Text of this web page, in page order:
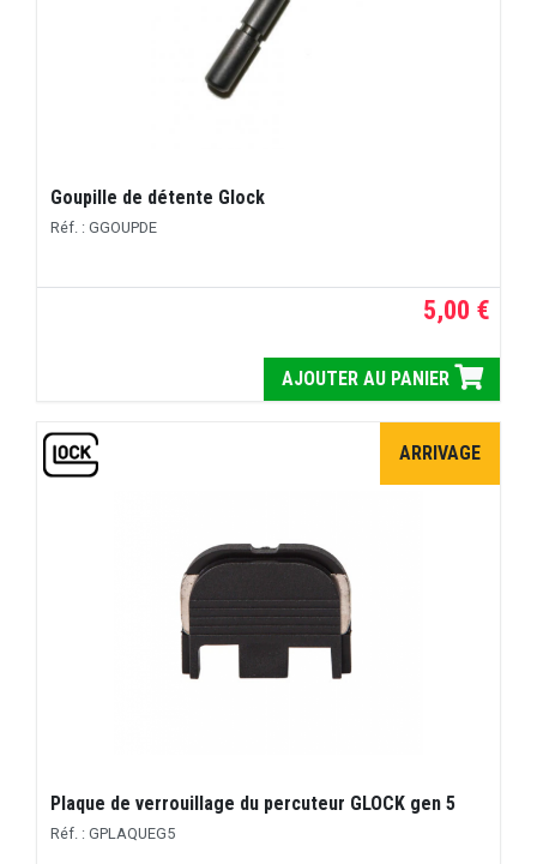
Goupille de détente Glock
Réf. : GGOUPDE
5,00 €
AJOUTER AU PANIER
ARRIVAGE
Plaque de verrouillage du percuteur GLOCK gen 5
Réf. : GPLAQUEG5